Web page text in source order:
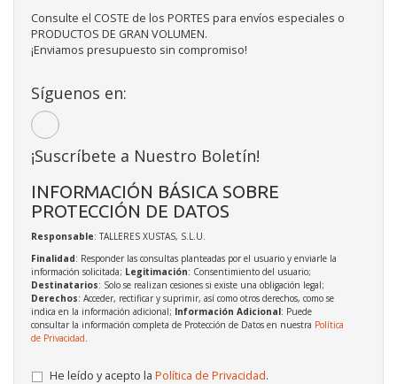
Consulte el COSTE de los PORTES para envíos especiales o
PRODUCTOS DE GRAN VOLUMEN.
¡Enviamos presupuesto sin compromiso!
Síguenos en:
¡Suscríbete a Nuestro Boletín!
INFORMACIÓN BÁSICA SOBRE
PROTECCIÓN DE DATOS
Responsable: TALLERES XUSTAS, S.L.U.
Finalidad: Responder las consultas planteadas por el usuario y enviarle la
información solicitada; Legitimación: Consentimiento del usuario;
Destinatarios: Solo se realizan cesiones si existe una obligación legal;
Derechos: Acceder, rectificar y suprimir, así como otros derechos, como se
indica en la información adicional; Información Adicional: Puede
consultar la información completa de Protección de Datos en nuestra Política
de Privacidad
He leído y acepto la Política de Privacidad.